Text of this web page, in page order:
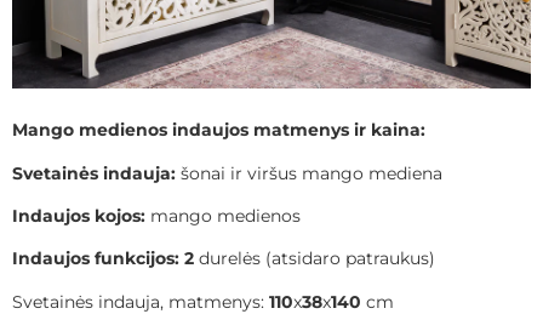
Mango medienos indaujos matmenys ir kaina:
Svetainės indauja: šonai ir viršus mango mediena
Indaujos kojos: mango medienos
Indaujos funkcijos: 2 durelės (atsidaro patraukus)
Svetainės indauja, matmenys: 110x38x140 cm